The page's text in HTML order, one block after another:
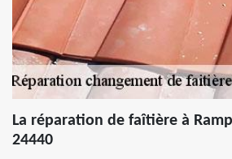
La réparation de faîtière à
24440